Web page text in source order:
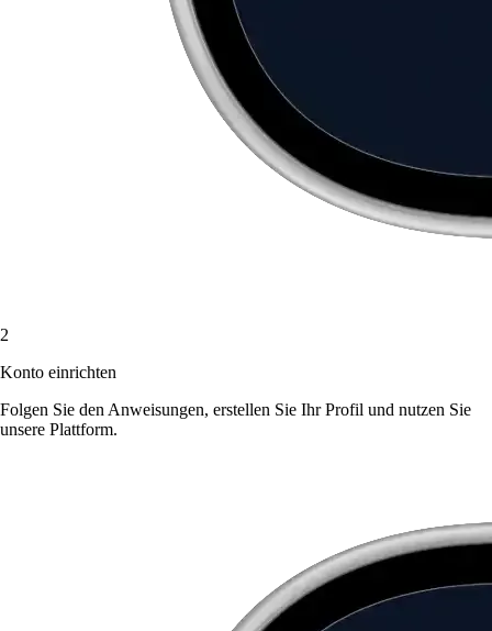
2
Konto einrichten
Folgen Sie den Anweisungen, erstellen Sie Ihr Profil und nutzen Sie
unsere Plattform.